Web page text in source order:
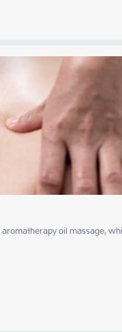
oil massage,